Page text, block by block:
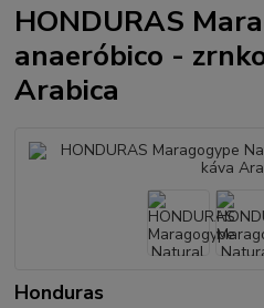
HONDURAS
anaeróbico -
Arabica
Honduras